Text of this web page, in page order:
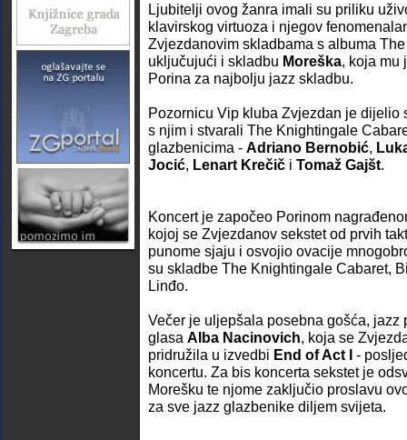
Ljubitelji ovog žanra imali su priliku
klavirskog virtuoza i njegov
Zvjezdanovim skladbama s albuma
uključujući i skladbu Moreška, koja mu
Porina za najbolju jazz skladbu.
Pozornicu Vip kluba Zvjezdan je dijelio
s njim i stvarali The Knightingale
glazbenicima - Adriano Bernobić,
Jocić, Lenart Krečič i Tomaž Gajšt.
Koncert je započeo Porinom
kojoj se Zvjezdanov sekstet od prvih
punome sjaju i osvojio ovacije
su skladbe The Knightingale Cabaret,
Linđo.
Večer je uljepšala posebna gošća, jazz
glasa Alba Nacinovich, koja se
pridružila u izvedbi End of Act I -
koncertu. Za bis koncerta sekstet je
Morešku te njome zaključio proslavu
za sve jazz glazbenike diljem svijeta.